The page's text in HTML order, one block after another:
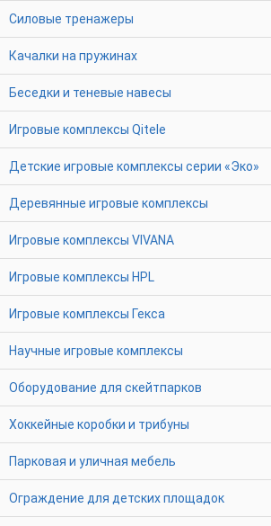
Силовые тренажеры
Качалки на пружинах
Беседки и теневые навесы
Игровые комплексы Qitele
Детские игровые комплексы серии «Эко»
Деревянные игровые комплексы
Игровые комплексы VIVANA
Игровые комплексы HPL
Игровые комплексы Гекса
Научные игровые комплексы
Оборудование для скейтпарков
Хоккейные коробки и трибуны
Парковая и уличная мебель
Ограждение для детских площадок